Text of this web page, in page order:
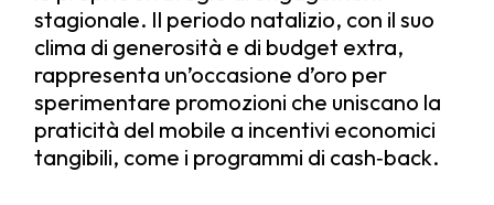
stagionale. Il periodo natalizio, con il suo
clima di generosità e di budget extra,
rappresenta un’occasione d’oro per
sperimentare promozioni che uniscano la
praticità del mobile a incentivi economici
tangibili, come i programmi di cash‑back.